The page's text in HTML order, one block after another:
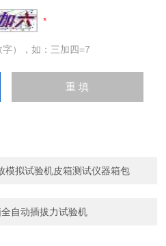
），如：三加四=7
模拟试验机皮箱测试仪器箱包
自动插拔力试验机